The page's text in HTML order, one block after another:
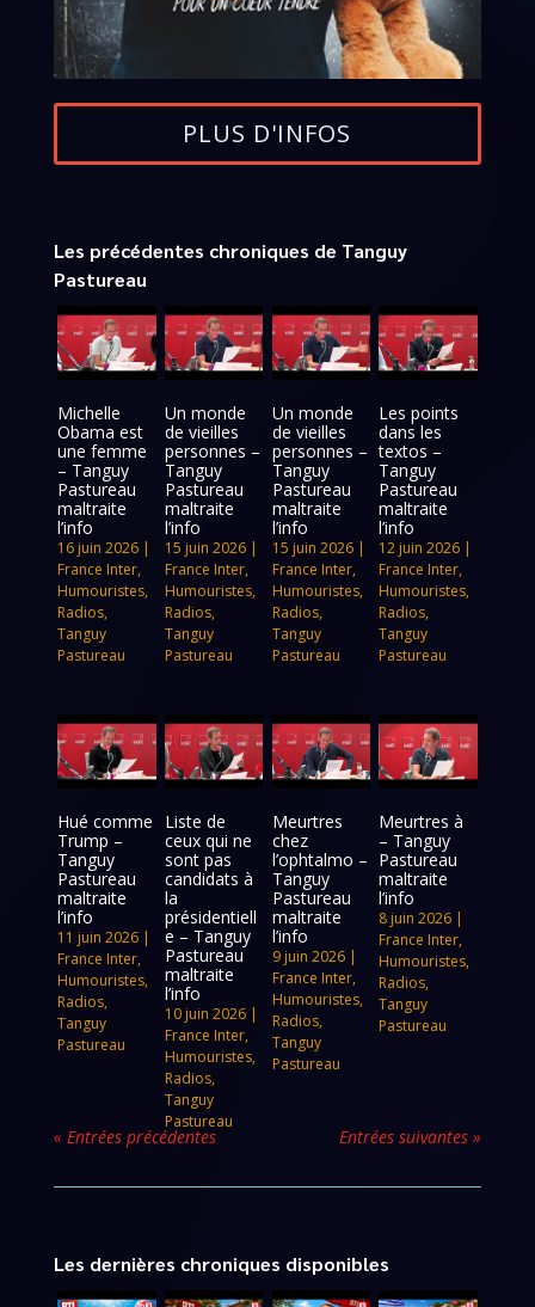
PLUS D'INFOS
Les précédentes chroniques de Tanguy
Pastureau
Michelle
Obama est
une femme
– Tanguy
Pastureau
maltraite
l’info
16 juin 2026 |
France Inter,
Humouristes,
Radios,
Tanguy
Pastureau
Un monde
de vieilles
personnes –
Tanguy
Pastureau
maltraite
l’info
15 juin 2026|
France Inter,
Humouristes,
Radios,
Tanguy
Pastureau
Un monde
de vieilles
personnes –
Tanguy
Pastureau
maltraite
l’info
15 juin 2026|
France Inter,
Humouristes,
Radios,
Tanguy
Pastureau
Les points
dans les
textos –
Tanguy
Pastureau
maltraite
l’info
12 juin 2026 |
France Inter,
Humouristes,
Radios,
Tanguy
Pastureau
Hué comme
Trump –
Tanguy
Pastureau
maltraite
l’info
11 juin 2026 |
France Inter,
Humouristes,
Radios,
Tanguy
Pastureau
Liste de
ceux qui ne
sont pas
candidats à
la
présidentiell
e – Tanguy
Pastureau
maltraite
l’info
10 juin 2026|
France Inter,
Humouristes,
Radios,
Tanguy
Pastureau
Meurtres
chez
l’ophtalmo –
Tanguy
Pastureau
maltraite
l’info
9 juin 2026|
France Inter,
Humouristes,
Radios,
Tanguy
Pastureau
Meurtres à
– Tanguy
Pastureau
maltraite
l’info
8 juin 2026 |
France Inter,
Humouristes,
Radios,
Tanguy
Pastureau
« Entrées précédentes Entrées suivantes »
Les dernières chroniques disponibles